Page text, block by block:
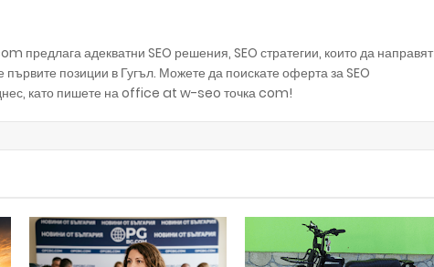
предлага адекватни SEO решения, SEO стратегии, които да направят
първите позиции в Гугъл. Можете да поискате оферта за SEO
като пишете на office at w-seo точка com!